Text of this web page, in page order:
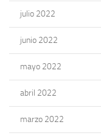
julio 2022
junio 2022
mayo 2022
abril 2022
marzo 2022